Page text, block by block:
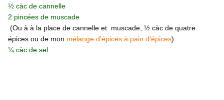
½ càc de cannelle
2 pincées de muscade
(Ou à à la place de cannelle et muscade, ½ càc de quatre
épices ou de mon mélange d'épices à pain d'épices)
¼ càc de sel